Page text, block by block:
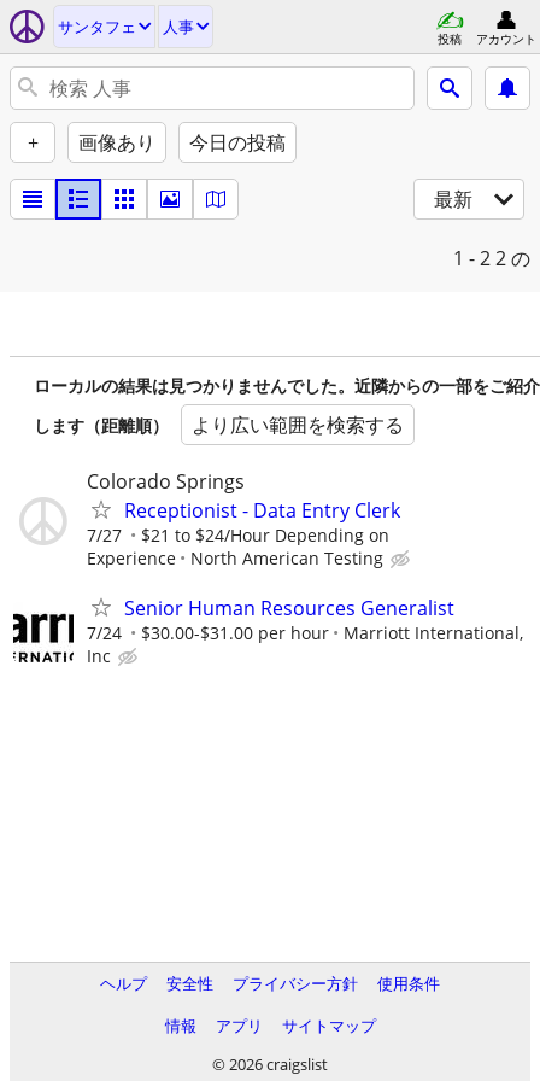
サンタフェ 人事
投稿 アカウント
+ 画像あり 今日の投稿
最新
1 - 22 の
ローカルの結果は見つかりませんでした。近隣からの一部をご紹介
します（距離順）
より広い範囲を検索する
Colorado Springs
Receptionist - Data Entry Clerk
7/27
$21 to $24/Hour Depending on
Experience
North American Testing
Senior Human Resources Generalist
7/24 $30.00-$31.00 per hour
Marriott International,
Inc
ヘルプ 安全性 プライバシー方針
使用条件
情報
アプリ
サイトマップ
© 2026 craigslist